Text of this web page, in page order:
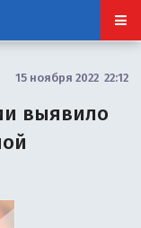
15 ноября 2022 22:12
выявило